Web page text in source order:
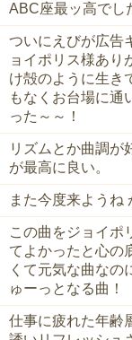
ABC座最ッ高でし
ついにえびが広告
ョイポリス様あ
け殻のように生き
もなくお台場に通
った～～！
リズムとか曲調が
が最高に良い。
また今度来ようね
この曲をジョイポ
てよかったと心の
くて元気な曲なの
ゅーっとなる曲！
仕事に疲れた年齢